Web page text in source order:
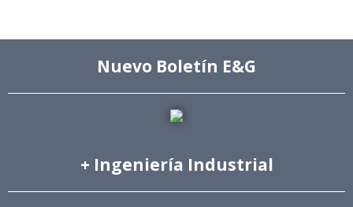
Nuevo Boletín E&G
+ Ingeniería Industrial